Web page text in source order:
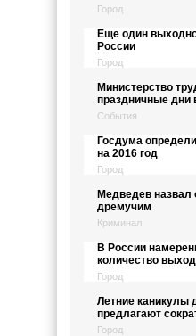
Город
Еще один
России
Город
Министерство
праздничные дни
События
Госдума
на 2016 год
Город
Медведев
дремучим
Криминал
В России
количество
Город
Летние каникулы
предлагают
Город